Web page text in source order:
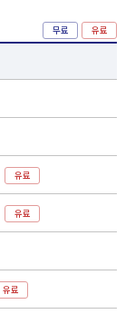
유료
유료
유료
무료 유료